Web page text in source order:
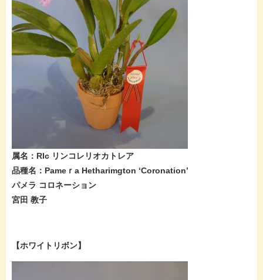
属名：Rlc リンコレリオカトレア
品種名：Pameｒa Hetharimgton ‘Coronation’
パメラ コロネーション
宮田 教子
【ホワイトリボン】